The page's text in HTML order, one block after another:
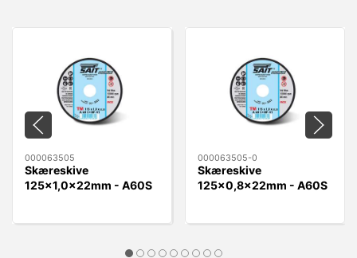
000063505
Skæreskive
125x1,0x22mm - A60S
000063505-0
Skæreskive
125x0,8x22mm - A60S